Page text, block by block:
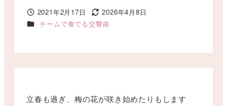
投稿日
2021年2月17日
更新日
2026年4月8日
カテゴリー
チームで奏でる交響曲
立春も過ぎ、梅の花が咲き始めたりもします